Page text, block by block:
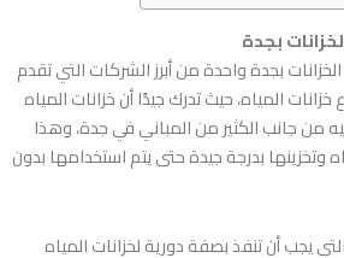
بجدة
بجدةواحدة من أبرز الشركات التي تقدم
المياه، حيث تدرك جيدًا أن خزانات المياه
من جانب الكثير من المباني في جدة، وهذا
بدرجة جيدة حتى يتم استخدامها بدون
يجب أن تنفذ بصفة دورية لخزانات المياه